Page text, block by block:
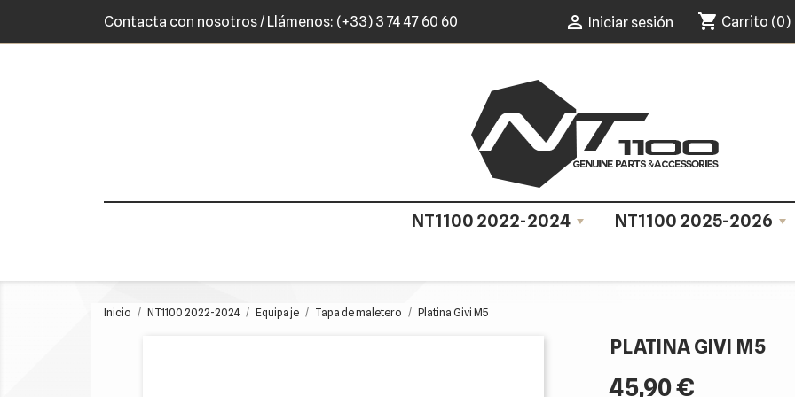
Contacta con nosotros/ Llámenos: (+33) 3 74 47 60 60  Iniciar sesión shopping_cart Carrito (0)
NT1100 2022-2024 NT1100 2025-2026
Inicio NT1100 2022-2024 Equipaje Tapa de maletero Platina Givi M5
PLATINA GIVI M5
45,90 €